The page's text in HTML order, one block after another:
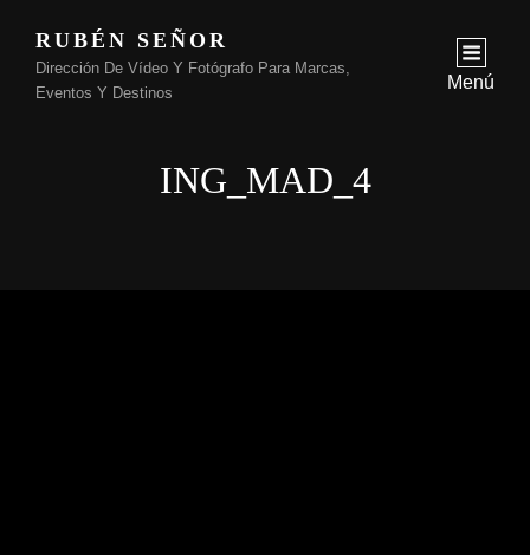
RUBÉN SEÑOR
Dirección De Vídeo Y Fotógrafo Para Marcas,
Eventos Y Destinos
Menú
ING_MAD_4